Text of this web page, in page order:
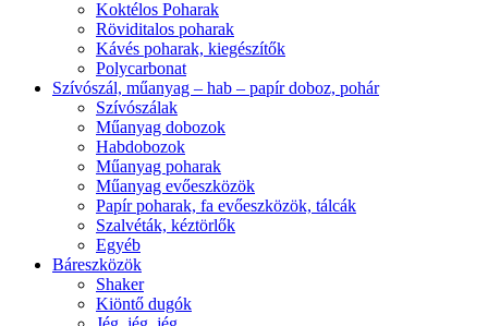
Koktélos Poharak
Röviditalos poharak
Kávés poharak, kiegészítők
Polycarbonat
Szívószál, műanyag – hab – papír doboz, pohár
Szívószálak
Műanyag dobozok
Habdobozok
Műanyag poharak
Műanyag evőeszközök
Papír poharak, fa evőeszközök, tálcák
Szalvéták, kéztörlők
Egyéb
Báreszközök
Shaker
Kiöntő dugók